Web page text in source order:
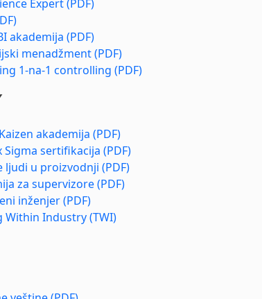
Expert (PDF)
akademija (PDF)
menadžment (PDF)
1-na-1 controlling (PDF)
akademija (PDF)
Sigma sertifikacija (PDF)
ljudi u proizvodnji (PDF)
za supervizore (PDF)
inženjer (PDF)
Within Industry (TWI)